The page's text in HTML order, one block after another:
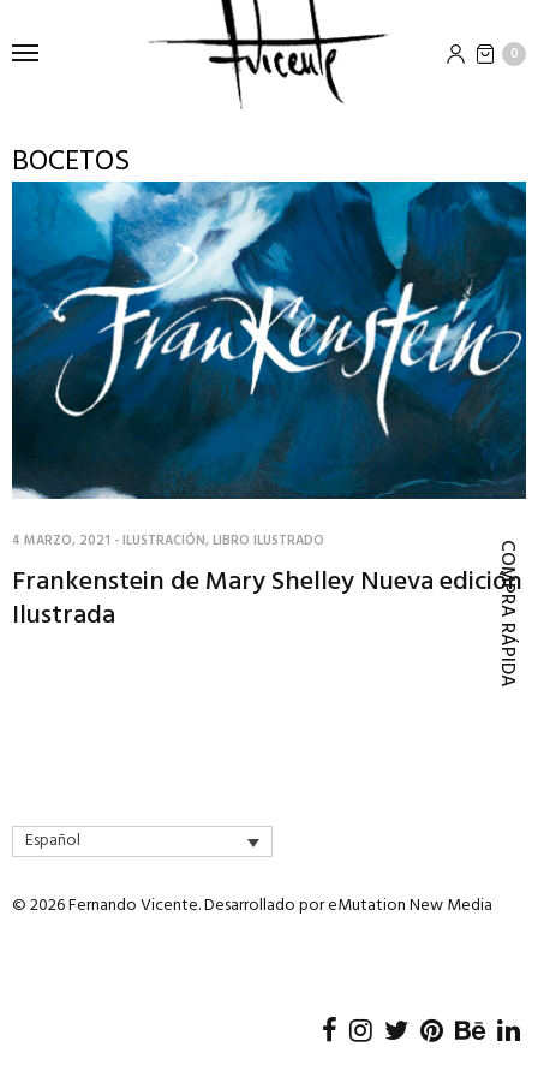
0
BOCETOS
4 MARZO, 2021 -ILUSTRACIÓN,LIBRO ILUSTRADO
Frankenstein de Mary Shelley Nueva edición
Ilustrada
COMPRA RÁPIDA
Español
© 2026 Fernando Vicente. Desarrollado poreMutation New Media